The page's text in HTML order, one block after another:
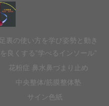
足裏の使い方を学び姿勢と動き
を良くする”学べるインソール”
花粉症 鼻水鼻づまり止め
中央整体/筋膜整体塾
サイン色紙